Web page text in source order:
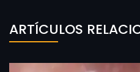
ARTÍCULOS